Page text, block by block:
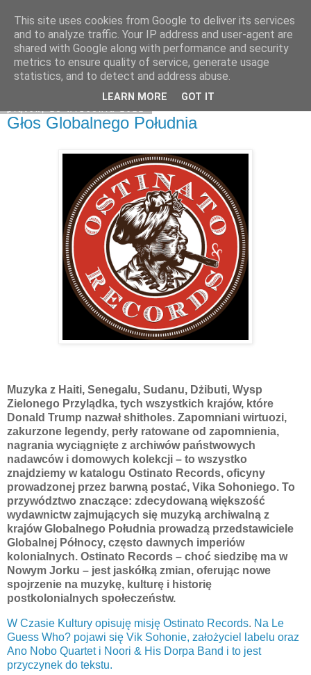
Na obrzeżach
Głos Globalnego Południa
Muzyka z Haiti, Senegalu, Sudanu, Dżibuti, Wysp
Zielonego Przylądka, tych wszystkich krajów, które
Donald Trump nazwał shitholes. Zapomniani wirtuozi,
zakurzone legendy, perły ratowane od zapomnienia,
nagrania wyciągnięte z archiwów państwowych
nadawców i domowych kolekcji – to wszystko
znajdziemy w katalogu Ostinato Records, oficyny
prowadzonej przez barwną postać, Vika Sohoniego. To
przywództwo znaczące: zdecydowaną większość
wydawnictw zajmujących się muzyką archiwalną z
krajów Globalnego Południa prowadzą przedstawiciele
Globalnej Północy, często dawnych imperiów
kolonialnych. Ostinato Records – choć siedzibę ma w
Nowym Jorku – jest jaskółką zmian, oferując nowe
spojrzenie na muzykę, kulturę i historię
postkolonialnych społeczeństw.
W Czasie Kultury opisuję misję Ostinato Records. Na Le
Guess Who? pojawi się Vik Sohonie, założyciel labelu oraz
Ano Nobo Quartet i Noori & His Dorpa Band i to jest
przyczynek do tekstu.
This site uses cookies from Google to deliver its services
and to analyze traffic. Your IP address and user-agent are
shared with Google along with performance and security
metrics to ensure quality of service, generate usage
statistics, and to detect and address abuse.
LEARN MORE GOT IT